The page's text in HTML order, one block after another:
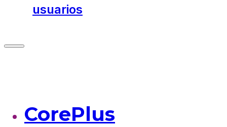
usuarios
CorePlus